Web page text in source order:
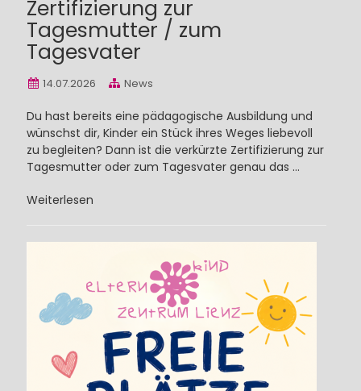
Zertifizierung zur
Tagesmutter / zum
Tagesvater
14.07.2026 News
Du hast bereits eine pädagogische Ausbildung und
wünschst dir, Kinder ein Stück ihres Weges liebevoll
zu begleiten? Dann ist die verkürzte Zertifizierung zur
Tagesmutter oder zum Tagesvater genau das ...
Weiterlesen